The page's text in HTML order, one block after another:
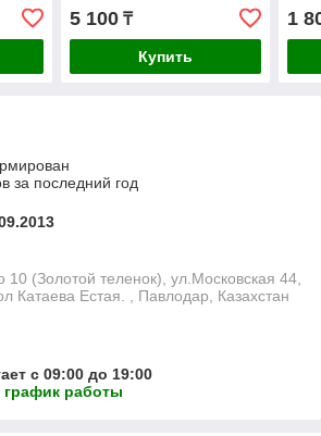
5 100₸
Купить
1
за последний год
10 (Золотой теленок), ул.Московская 44,
Катаева Естая. , Павлодар, Казахстан
с 09:00 до 19:00
график работы